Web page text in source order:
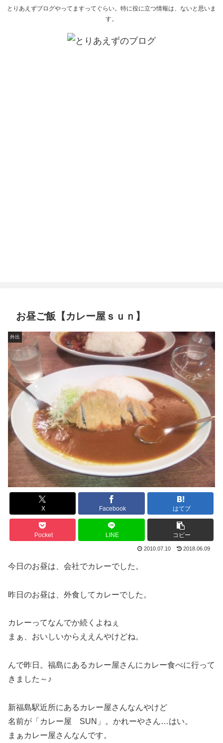
とりあえずブログやってますってぐらい。特に役に立つ情報は、ないと思いま
す。
お昼ご飯【カレー屋ｓｕｎ】
外出
X Facebook はてブ
Pocket LINE コピー
2010.07.10 2018.06.09
今日のお昼は、会社でカレーでした。
昨日のお昼は、外食してカレーでした。
カレーってなんでか続くよねぇ
まぁ、おいしいからええんやけどね。
んで昨日。福島にあるカレー屋さんにカレー食べに行って
きました～♪
新福島駅近所にあるカレー屋さんなんやけど
名前が「カレー屋 SUN」。かれーやさん…はい。
まぁカレー屋さんなんです。